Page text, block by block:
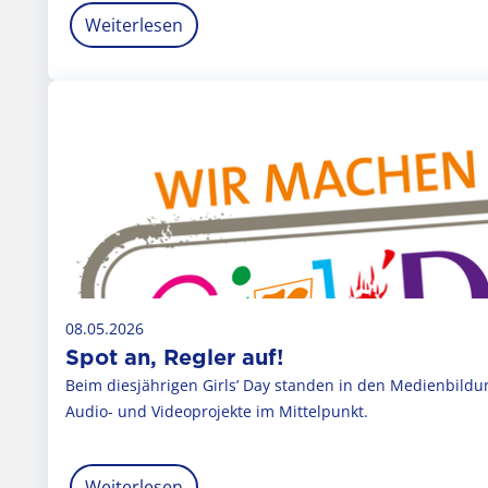
Weiterlesen
08.05.2026
Spot an, Regler auf!
Beim diesjährigen Girls’ Day standen in den
Audio- und Videoprojekte im Mittelpunkt.